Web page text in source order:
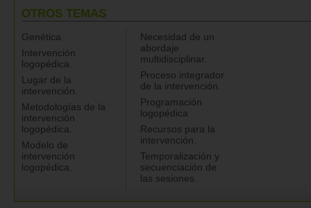
OTROS TEMAS
Genética
Intervención
logopédica.
Lugar de la
intervención.
Metodologías de la
intervención
logopédica.
Modelo de
intervención
logopédica.
Necesidad de un
abordaje
multidisciplinar.
Proceso integrador
de la intervención.
Programación
logopédica
Recursos para la
intervención.
Temporalización y
secuenciación de
las sesiones.